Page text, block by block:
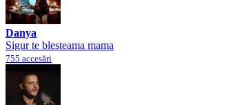
Danya
Sigur te blesteama mama
755 accesări